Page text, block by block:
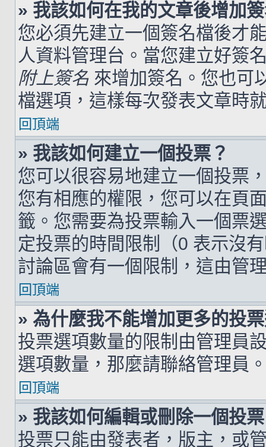
» 我該如何在我的文章後增加
您必須先建立一個簽名檔後才
人資料管理台。當您建立好簽
附上簽名 來增加簽名。您也可
檔選項，這樣每次發表文章時
回頂端
» 我該如何建立一個投票？
您可以很容易地建立一個投票
您有相應的權限，您可以在頁
籤。您需要為投票輸入一個票
定投票的時間限制（0 表示沒
討論區會有一個限制，這由管
回頂端
» 為什麼我不能增加更多的投
投票選項數量的限制由管理員
選項數量，那麼請聯絡管理員
回頂端
» 我該如何編輯或刪除一個投
投票只能由發表者，版主，或